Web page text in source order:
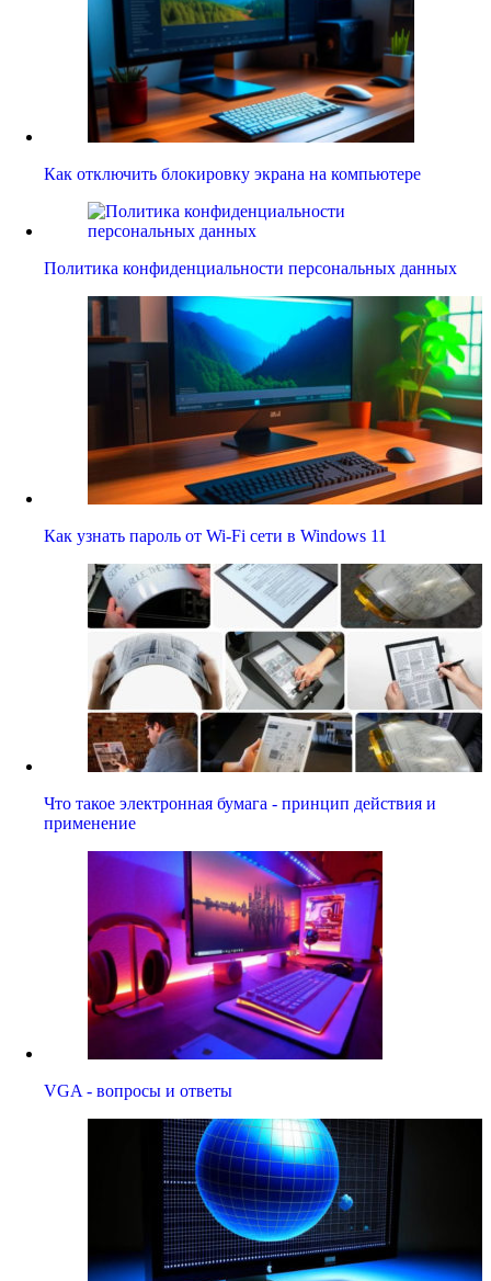
Как отключить блокировку экрана на компьютере
Политика конфиденциальности персональных данных
Как узнать пароль от Wi-Fi сети в Windows 11
Что такое электронная бумага - принцип действия и
применение
VGA - вопросы и ответы